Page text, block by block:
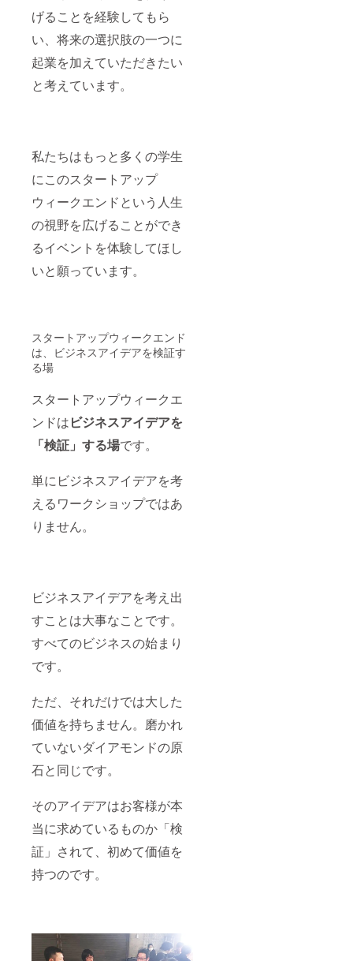
げることを経験してもら
い、将来の選択肢の一つに
起業を加えていただきたい
と考えています。
私たちはもっと多くの学生
にこのスタートアップ
ウィークエンドという人生
の視野を広げることができ
るイベントを体験してほし
いと願っています。
スタートアップウィークエンド
は、ビジネスアイデアを検証す
る場
スタートアップウィークエ
ンドはビジネスアイデアを
「検証」する場です。
単にビジネスアイデアを考
えるワークショップではあ
りません。
ビジネスアイデアを考え出
すことは大事なことです。
すべてのビジネスの始まり
です。
ただ、それだけでは大した
価値を持ちません。磨かれ
ていないダイアモンドの原
石と同じです。
そのアイデアはお客様が本
当に求めているものか「検
証」されて、初めて価値を
持つのです。